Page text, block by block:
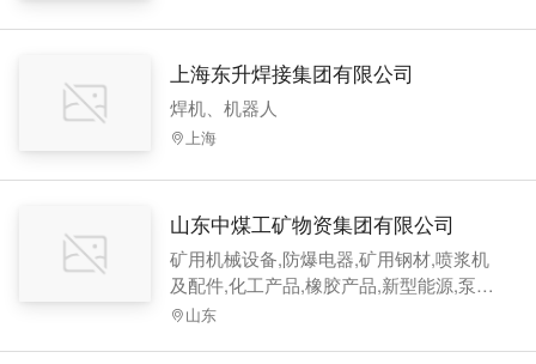
上海东升焊接集团有限公司
焊机、机器人
上海
山东中煤工矿物资集团有限公司
矿用机械设备,防爆电器,矿用钢材,喷浆机
及配件,化工产品,橡胶产品,新型能源,泵阀
等,阻车器,道岔,矿用锚索,矿用U型钢,w钢
山东